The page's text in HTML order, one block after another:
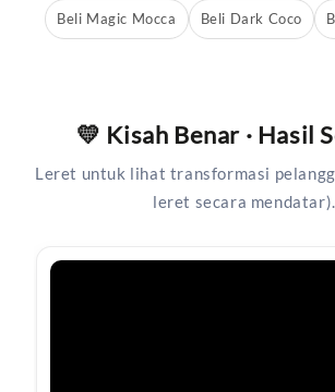
Beli Magic Mocca Beli Dark Coco
💛 Kisah Benar · Hasil
Leret untuk lihat transformasi
leret secara mendatar).